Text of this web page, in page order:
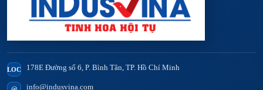
LOC 178E Đường số 6, P. Bình Tân, TP. Hồ Chí Minh
@ info@indusvina.com